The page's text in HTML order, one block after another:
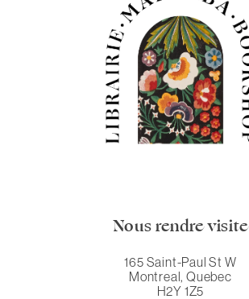
Nous rendre visite
165 Saint-Paul St W
Montreal, Quebec
H2Y 1Z5